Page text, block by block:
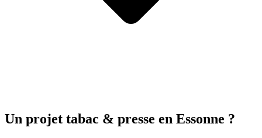
Un projet tabac & presse en Essonne ?